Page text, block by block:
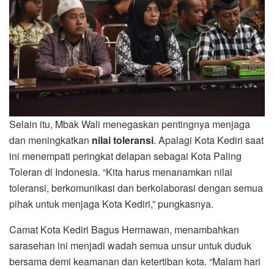
Selain itu, Mbak Wali menegaskan pentingnya menjaga
dan meningkatkan nilai toleransi. Apalagi Kota Kediri saat
ini menempati peringkat delapan sebagai Kota Paling
Toleran di Indonesia. “Kita harus menanamkan nilai
toleransi, berkomunikasi dan berkolaborasi dengan semua
pihak untuk menjaga Kota Kediri,” pungkasnya.
Camat Kota Kediri Bagus Hermawan, menambahkan
sarasehan ini menjadi wadah semua unsur untuk duduk
bersama demi keamanan dan ketertiban kota. “Malam hari